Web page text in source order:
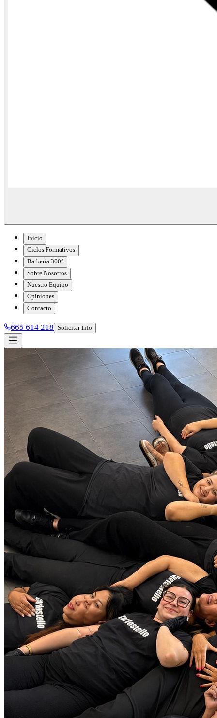
Inicio
Ciclos Formativos
Barbería 360°
Sobre Nosotros
Nuestro Equipo
Opiniones
Contacto
665 614 218 Solicitar Info